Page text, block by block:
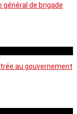
général de brigade
au gouvernement